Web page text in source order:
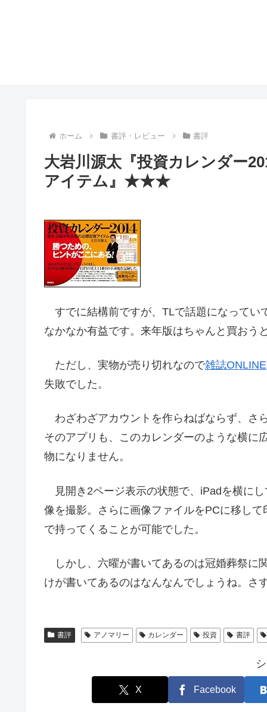
ホーム 書評・レビュー 書評
大岩川源太『投資カレンダー
アイテム』★★★
すでに結構前ですが、TLで話題になってい
なかなか有益です。来年版はちゃんと買おう
ただし、実物が売り切れなので雑誌ONLINE
失敗でした。
わざわざアカウントを作らねばならず、さ
そのアプリも、このカレンダーのような横に
物になりません。
見開き2ページ表示の状態で、iPadを横に
像を撮影。さらに画像ファイルをPCに移し
で持ってくることが可能でした。
しかし、六曜が書いてあるのは冠婚葬祭に
けが書いてあるのはなんなんでしょうね。さ
書評 アノマリー カレンダー 投資 書評
X Facebook